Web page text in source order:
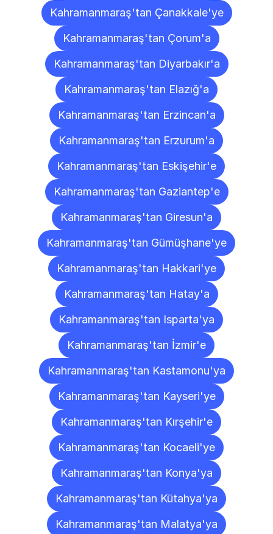
Kahramanmaraş'tan Çanakkale'ye
Kahramanmaraş'tan Çorum'a
Kahramanmaraş'tan Diyarbakır'a
Kahramanmaraş'tan Elazığ'a
Kahramanmaraş'tan Erzincan'a
Kahramanmaraş'tan Erzurum'a
Kahramanmaraş'tan Eskişehir'e
Kahramanmaraş'tan Gaziantep'e
Kahramanmaraş'tan Giresun'a
Kahramanmaraş'tan Gümüşhane'ye
Kahramanmaraş'tan Hakkari'ye
Kahramanmaraş'tan Hatay'a
Kahramanmaraş'tan Isparta'ya
Kahramanmaraş'tan İzmir'e
Kahramanmaraş'tan Kastamonu'ya
Kahramanmaraş'tan Kayseri'ye
Kahramanmaraş'tan Kırşehir'e
Kahramanmaraş'tan Kocaeli'ye
Kahramanmaraş'tan Konya'ya
Kahramanmaraş'tan Kütahya'ya
Kahramanmaraş'tan Malatya'ya